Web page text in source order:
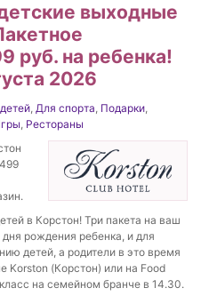
выходные
руб. на ребенка!
2026
, Для спорта, Подарки,
, Рестораны
в Корстон! Три пакета на ваш
рождения ребенка, и для
детей, а родители в это время
Korston (Корстон) или на Food
на семейном бранче в 14.30.